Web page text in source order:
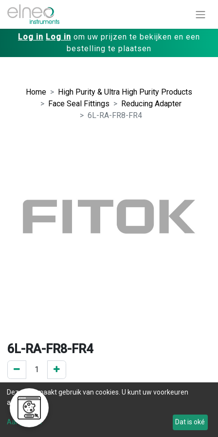
Log in Log in om uw prijzen te bekijken en een
bestelling te plaatsen
Home
High Purity & Ultra High Purity Products
Face Seal Fittings
Reducing Adapter
6L-RA-FR8-FR4
6L-RA-FR8-FR4
0 ST op voorraad
.
Levertijd
Deze site maakt gebruik van cookies. U kunt uw voorkeuren
aanpassen.
Aanpassen Dat is oké